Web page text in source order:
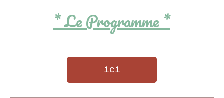
* Le Programme *
ici